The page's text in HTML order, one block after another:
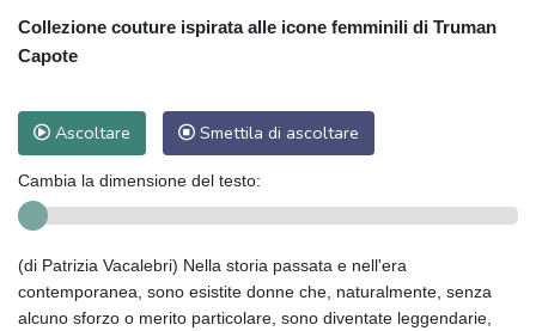
Collezione couture ispirata alle icone femminili di Truman
Capote
Ascoltare Smettila di ascoltare
Cambia la dimensione del testo:
(di Patrizia Vacalebri) Nella storia passata e nell'era
contemporanea, sono esistite donne che, naturalmente, senza
alcuno sforzo o merito particolare, sono diventate leggendarie,